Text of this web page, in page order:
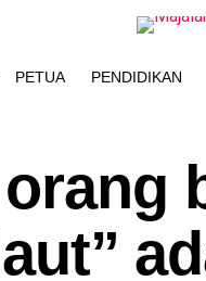
PETUA PENDIDIKAN